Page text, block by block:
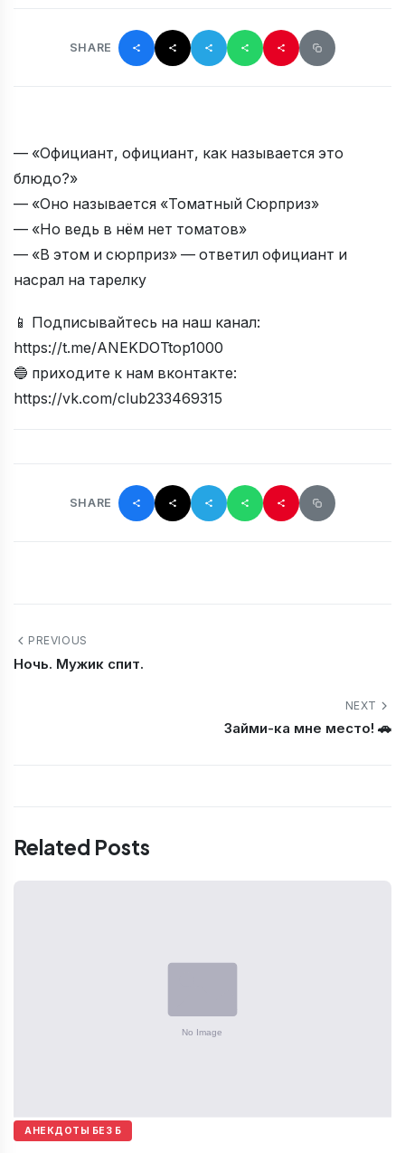
SHARE
— «Официант, официант, как называется это
блюдо?»
— «Оно называется «Томатный Сюрприз»
— «Но ведь в нём нет томатов»
— «В этом и сюрприз» — ответил официант и
насрал на тарелку
📱 Подписывайтесь на наш канал:
https://t.me/ANEKDOTtop1000
🔵 приходите к нам вконтакте:
https://vk.com/club233469315
SHARE
PREVIOUS
Ночь. Мужик спит.
NEXT
Займи-ка мне место! 🚗
Related Posts
АНЕКДОТЫ БЕЗ Б